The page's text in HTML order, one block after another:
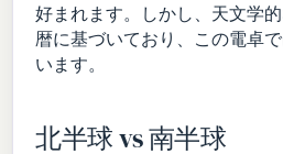
好まれます。しかし、天文学
暦に基づいており、この電卓
います。
北半球 vs 南半球